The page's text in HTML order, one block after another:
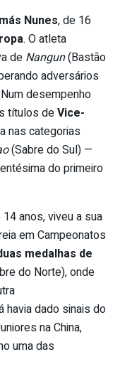
Nunes, de 16
. O atleta
de Nangun(Bastão
adversários
desempenho
títulos deVice-
nas categorias
(Sabre do Sul) —
do primeiro
14 anos, viveu a sua
em Campeonatos
medalhas de
do Norte), onde
havia dado sinais do
na China,
uma das